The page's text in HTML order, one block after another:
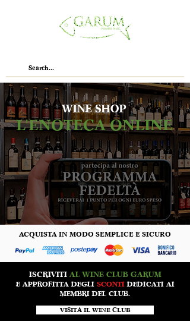
WINE SHOP
L'ENOTECA ONLINE
ACQUISTA IN MODO SEMPLICE E SICURO
ISCRIVITIAL WINE CLUB GARUM
E APPROFITTA DEGLI SCONTIDEDICATI AI
MEMBRI DEL CLUB.
VISITA IL WINE CLUB